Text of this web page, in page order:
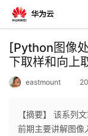
返
回
[Python图像
下取样和向上
eastmount
【摘要】 该系列
前期主要讲解图像